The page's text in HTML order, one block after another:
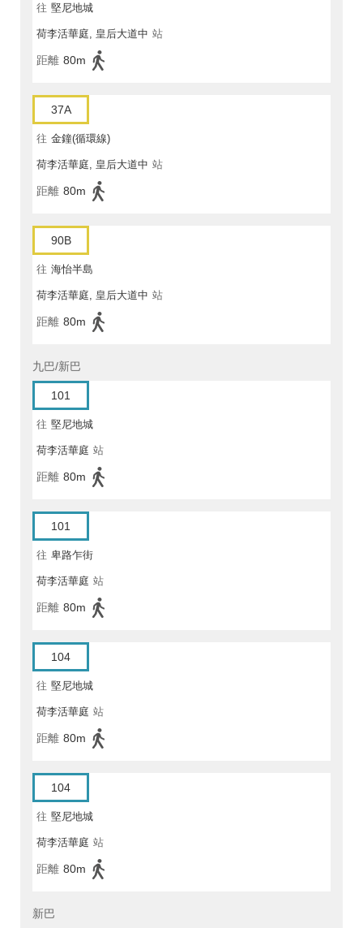
往 堅尼地城
荷李活華庭, 皇后大道中 站
距離 80m
37A
往 金鐘(循環線)
荷李活華庭, 皇后大道中 站
距離 80m
90B
往 海怡半島
荷李活華庭, 皇后大道中 站
距離 80m
九巴/新巴
101
往 堅尼地城
荷李活華庭 站
距離 80m
101
往 卑路乍街
荷李活華庭 站
距離 80m
104
往 堅尼地城
荷李活華庭 站
距離 80m
104
往 堅尼地城
荷李活華庭 站
距離 80m
新巴